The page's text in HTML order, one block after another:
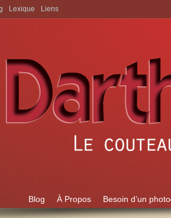
Aller à:
Blog À Propos Besoin d’un
Lexique Liens